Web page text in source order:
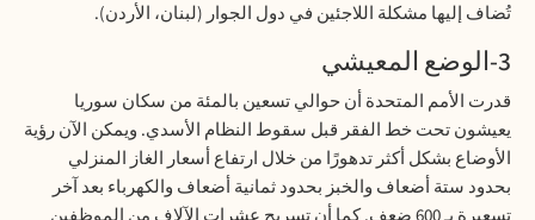
تُضاف إليها مشكلة اللاجئين في دول الجوار (لبنان، الأردن).
3-الوضع المعيشي
قدرت الأمم المتحدة أن حوالي تسعين بالمئة من سكان سوريا
يعيشون تحت خط الفقر قبل سقوط النظام الأسدي. ويمكن الآن رؤية
الأوضاع بشكل أكثر تدهورًا من خلال ارتفاع أسعار الغاز المنزلي
بحدود ستة أضعاف والخبز بحدود ثمانية أضعاف والكهرباء بعد آخر